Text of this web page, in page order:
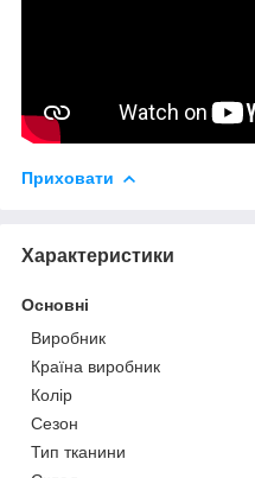
Приховати
Характеристики
Основні
Виробник
Країна виробник
Колір
Сезон
Тип тканини